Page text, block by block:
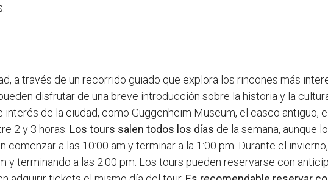
a través de un recorrido guiado que explora los rincones más
disfrutar de una breve introducción sobre la historia y la
de la ciudad, como Guggenheim Museum, el casco antiguo,
2 y 3 horas. Los tours salen todos los días de la semana, aunque
a las 10:00 am y terminar a la 1:00 pm. Durante el
y terminando a las 2:00 pm. Los tours pueden reservarse con